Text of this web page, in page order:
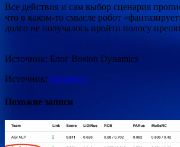
Все действия и сам выбор сценария
что в каком-то смысле робот
долго не получалось пройти полосу
Источник: Блог Boston Dynamics
Источник: tproger.ru
Похожие записи